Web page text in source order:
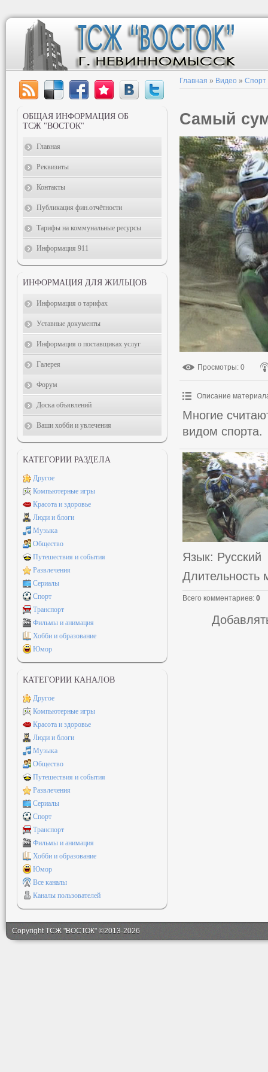
Главная » Видео » Спорт
Самый
Просмотры: 0
Описание
Многие
видом спорта.
Язык: Русский
Длительность
Всего комментариев: 0
ОБЩАЯ ИНФОРМАЦИЯ ОБ
ТСЖ "ВОСТОК"
Главная
Реквизиты
Контакты
Публикация фин.отчётности
Тарифы на коммунальные ресурсы
Информация 911
ИНФОРМАЦИЯ ДЛЯ ЖИЛЬЦОВ
Информация о тарифах
Уставные документы
Информация о поставщиках услуг
Галерея
Форум
Доска объявлений
Ваши хобби и увлечения
КАТЕГОРИИ РАЗДЕЛА
Другое
Компьютерные игры
Красота и здоровье
Люди и блоги
Музыка
Общество
Путешествия и события
Развлечения
Сериалы
Спорт
Транспорт
Фильмы и анимация
Хобби и образование
Юмор
КАТЕГОРИИ КАНАЛОВ
Другое
Компьютерные игры
Красота и здоровье
Люди и блоги
Музыка
Общество
Путешествия и события
Развлечения
Сериалы
Спорт
Транспорт
Фильмы и анимация
Хобби и образование
Юмор
Все каналы
Каналы пользователей
Copyright ТСЖ "ВОСТОК" ©2013-2026